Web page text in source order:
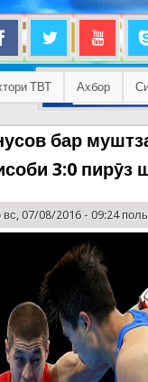
ТВТ Ахбор
бар
3:0 пирӯз
07/08/2016 - 09:24